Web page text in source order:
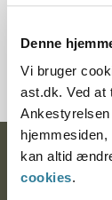
Denne
Vi bruger
ast.dk. Ved at
kan altid
cookies.
Download